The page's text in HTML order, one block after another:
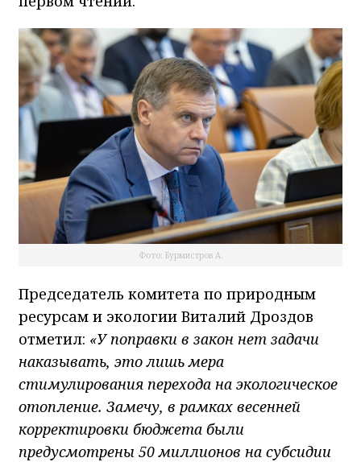
Фото: Бурмистров А.
Председатель комитета по природным
ресурсам и экологии Виталий Дроздов
отметил: «У поправки в закон нет задачи
наказывать, это лишь мера
стимулирования перехода на экологическое
отопление. Замечу, в рамках весенней
корректировки бюджета были
предусмотрены 50 миллионов на субсидии